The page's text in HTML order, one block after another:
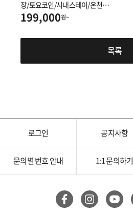
장/토요코인/시내스테이/온천테
마파크♨/BBQ
199,000원~
목록
로그인 공지사항
문의별 번호 안내 1:1 문의하기